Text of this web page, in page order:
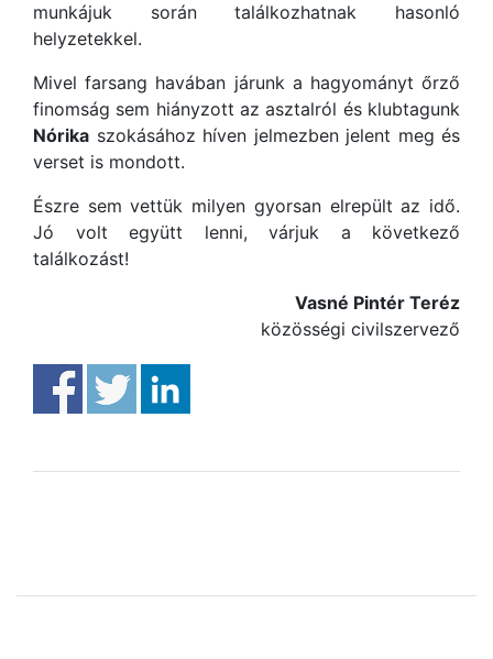
munkájuk során találkozhatnak hasonló
helyzetekkel.
Mivel farsang havában járunk a hagyományt őrző
finomság sem hiányzott az asztalról és klubtagunk
Nórika szokásához híven jelmezben jelent meg és
verset is mondott.
Észre sem vettük milyen gyorsan elrepült az idő.
Jó volt együtt lenni, várjuk a következő
találkozást!
Vasné Pintér Teréz
közösségi civilszervező